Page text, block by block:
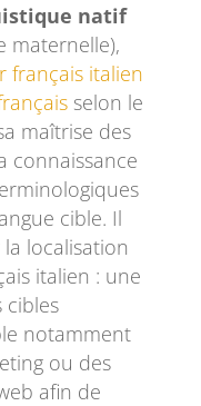
natif
maternelle),
français italien
selon le
maîtrise des
connaissance
cible. Il
localisation
italien : une
cibles
notamment
ou des
afin de